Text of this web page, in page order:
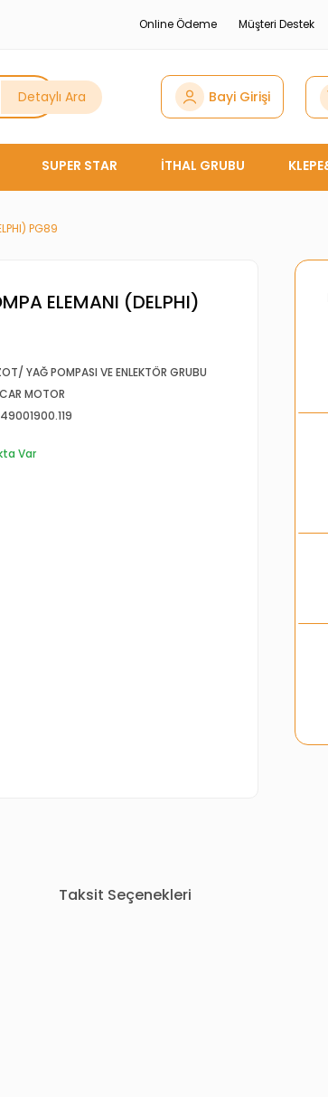
Online Ödeme Müşteri Destek
Detaylı Ara Bayi Girişi
SUPER STAR İTHAL GRUBU
PG89
ELEMANI (DELPHI)
YAĞ POMPASI VE ENLEKTÖR GRUBU
MOTOR
Var
Taksit Seçenekleri